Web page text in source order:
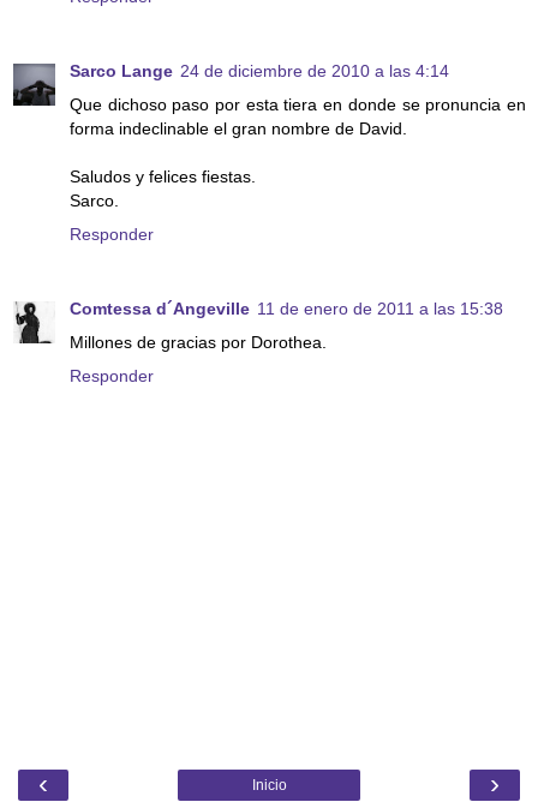
Sarco Lange 24 de diciembre de 2010 a las 4:14
Que dichoso paso por esta tiera en donde se pronuncia en
forma indeclinable el gran nombre de David.
Saludos y felices fiestas.
Sarco.
Responder
Comtessa d´Angeville 11 de enero de 2011 a las 15:38
Millones de gracias por Dorothea.
Responder
‹ ›
Inicio